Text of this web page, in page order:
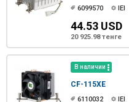
6099570 IEI
44.53 USD
20 925.98 тенге
В наличии
CF-115XE
6110032 IEI